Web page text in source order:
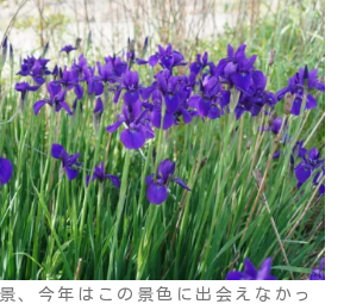
、今年はこの景色に出会えなかっ